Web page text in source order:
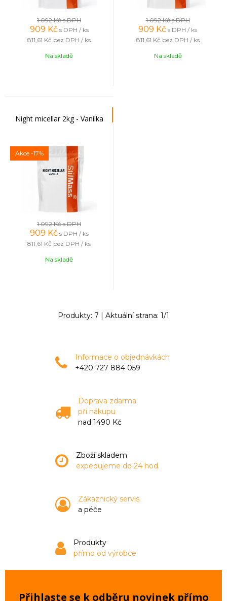
1 092 Kčs DPH
909 Kč s DPH / ks
811,61 Kč bez DPH / ks
Na skladě
1 092 Kčs DPH
909 Kč s DPH / ks
811,61 Kč bez DPH / ks
Na skladě
Night micellar 2kg - Vanilka
Akce -17%
1 092 Kčs DPH
909 Kč s DPH / ks
811,61 Kč bez DPH / ks
Na skladě
Produkty: 7 | Aktuální strana: 1/1
Informace o objednávkách
+420 727 884 059
Doprava zdarma
při nákupu
nad 1490 Kč
Zboží skladem
expedujeme do 24 hod.
Zákaznický servis
a péče
Produkty
přímo od výrobce
Přihlaste se k odběru novinek přímo